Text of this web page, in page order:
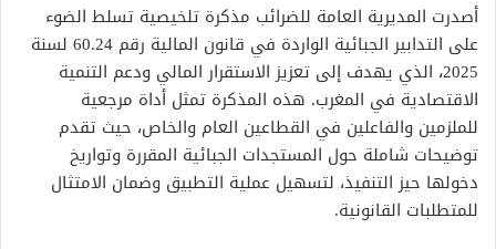
أصدرت المديرية العامة للضرائب مذكرة تلخيصية تسلط الضوء
على التدابير الجبائية الواردة في قانون المالية رقم 60.24 لسنة
2025، الذي يهدف إلى تعزيز الاستقرار المالي ودعم التنمية
الاقتصادية في المغرب. هذه المذكرة تمثل أداة مرجعية
للملزمين والفاعلين في القطاعين العام والخاص، حيث تقدم
توضيحات شاملة حول المستجدات الجبائية المقررة وتواريخ
دخولها حيز التنفيذ، لتسهيل عملية التطبيق وضمان الامتثال
للمتطلبات القانونية.